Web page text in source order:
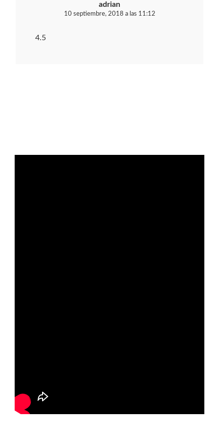
adrian
10 septiembre, 2018 a las 11:12
4.5